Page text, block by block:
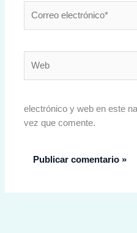
electrónico*
electrónico y web en este
vez que comente.